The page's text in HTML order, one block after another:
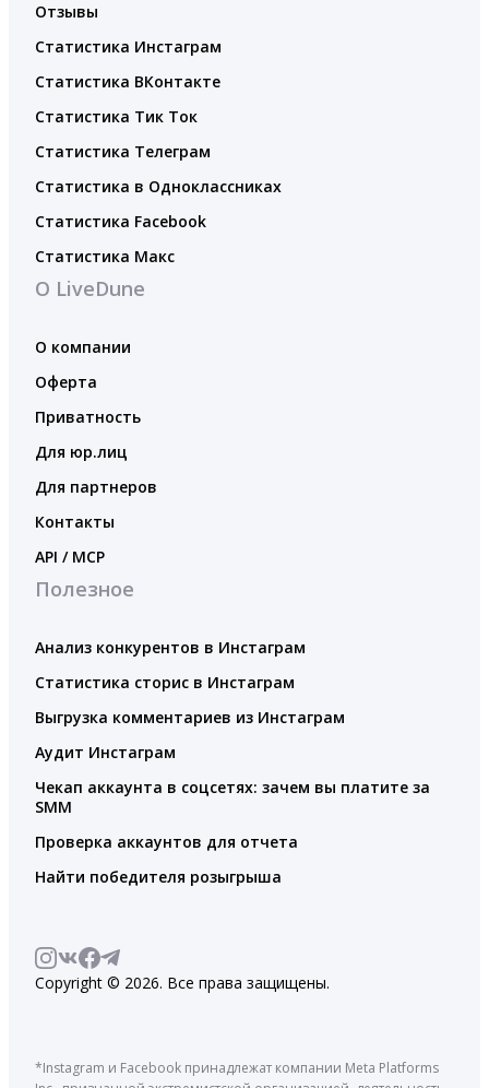
Отзывы
Статистика Инстаграм
Статистика ВКонтакте
Статистика Тик Ток
Статистика Телеграм
Статистика в Одноклассниках
Статистика Facebook
Статистика Макс
О LiveDune
О компании
Оферта
Приватность
Для юр.лиц
Для партнеров
Контакты
API / MCP
Полезное
Анализ конкурентов в Инстаграм
Статистика сторис в Инстаграм
Выгрузка комментариев из Инстаграм
Аудит Инстаграм
Чекап аккаунта в соцсетях: зачем вы платите за
SMM
Проверка аккаунтов для отчета
Найти победителя розыгрыша
Copyright © 2026. Все права защищены.
*Instagram и Facebook принадлежат компании Meta Platforms